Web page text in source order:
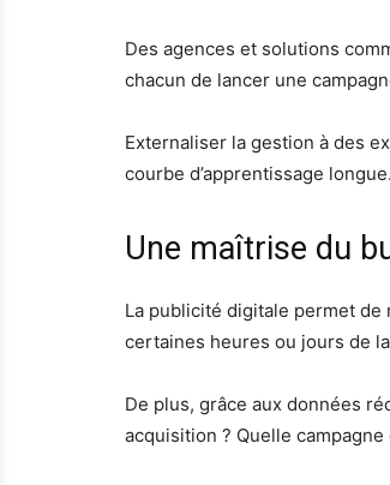
Des agences et solutions
chacun de lancer une
Externaliser la gestion à des
courbe d’apprentissage longue.
Une maîtrise du
La publicité digitale permet
certaines heures ou jours de
De plus, grâce aux données
acquisition ? Quelle